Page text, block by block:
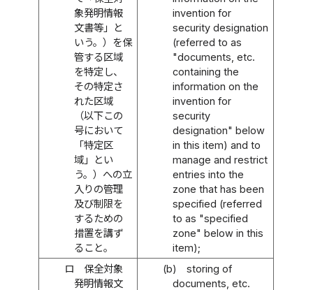
象発明情報
文書等」と
いう。）を保
管する区域
を特定し、
その特定さ
れた区域
（以下この
号において
「特定区
域」とい
う。）への立
入りの管理
及び制限を
するための
措置を講ず
ること。
invention for
security designation
(referred to as
"documents, etc.
containing the
information on the
invention for
security
designation" below
in this item) and to
manage and restrict
entries into the
zone that has been
specified (referred
to as "specified
zone" below in this
item);
ロ
保全対象
発明情報文
(b)
storing of
documents, etc.